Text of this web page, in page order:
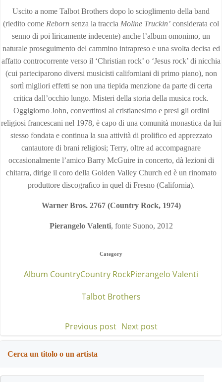
Uscito a nome Talbot Brothers dopo lo scioglimento della band
(riedito come Reborn senza la traccia Moline Truckin’ considerata col
senno di poi liricamente indecente) anche l’album omonimo, un
naturale proseguimento del cammino intrapreso e una svolta decisa ed
affatto controcorrente verso il ‘Christian rock’ o ‘Jesus rock’ di nicchia
(cui parteciparono diversi musicisti californiani di primo piano), non
sortì migliori effetti se non una tiepida menzione da parte di certa
critica dall’occhio lungo. Misteri della storia della musica rock.
Oggigiorno John, convertitosi al cristianesimo e presi gli ordini
religiosi francescani nel 1978, è capo di una comunità monastica da lui
stesso fondata e continua la sua attività di prolifico ed apprezzato
cantautore di brani religiosi; Terry, oltre ad accompagnare
occasionalmente l’amico Barry McGuire in concerto, dà lezioni di
chitarra, dirige il coro della Golden Valley Church ed è un rinomato
produttore discografico in quel di Fresno (California).
Warner Bros. 2767 (Country Rock, 1974)
Pierangelo Valenti, fonte Suono, 2012
Category
Album CountryCountry RockPierangelo Valenti
Talbot Brothers
Post
navigation
Previous post Post
Next post
Cerca un titolo o un artista
Search